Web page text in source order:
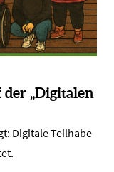
„Digitalen
Digitale Teilhabe